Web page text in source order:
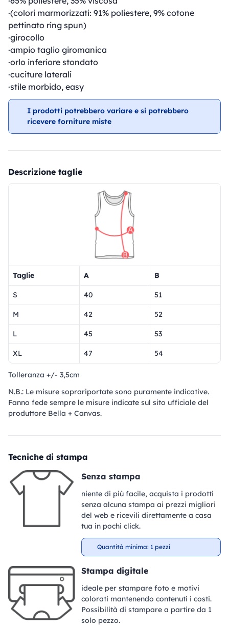
·(colori marmorizzati: 91% poliestere, 9% cotone
pettinato ring spun)
·girocollo
·ampio taglio giromanica
·orlo inferiore stondato
·cuciture laterali
·stile morbido, easy
I prodotti potrebbero variare e si potrebbero
ricevere forniture miste
Descrizione taglie
Taglie A B
S 40 51
M 42 52
L 45 53
XL 47 54
Tolleranza +/- 3,5cm
N.B.: Le misure soprariportate sono puramente indicative.
Fanno fede sempre le misure indicate sul sito ufficiale del
produttore Bella + Canvas.
Tecniche di stampa
Senza stampa
niente di più facile, acquista i prodotti
senza alcuna stampa ai prezzi migliori
del web e ricevili direttamente a casa
tua in pochi click.
Quantità minima: 1 pezzi
Stampa digitale
ideale per stampare foto e motivi
colorati mantenendo contenuti i costi.
Possibilità di stampare a partire da 1
solo pezzo.